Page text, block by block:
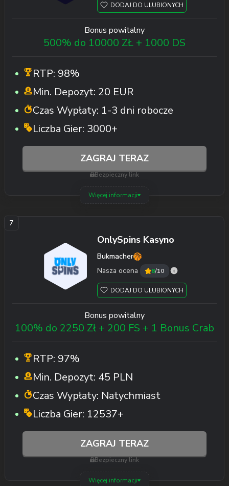
DODAJ DO ULUBIONYCH
Bonus powitalny
500% do 10000 ZŁ + 1000 DS
RTP: 98%
Min. Depozyt: 20 EUR
Czas Wypłaty: 1-3 dni robocze
Liczba Gier: 3000+
ZAGRAJ TERAZ
Bezpieczny link
Więcej informacji
OnlySpins Kasyno
Bukmacher
Nasza ocena
8/10
DODAJ DO ULUBIONYCH
Bonus powitalny
100% do 2250 Zł + 200 FS + 1 Bonus Crab
RTP: 97%
Min. Depozyt: 45 PLN
Czas Wypłaty: Natychmiast
Liczba Gier: 12537+
ZAGRAJ TERAZ
Bezpieczny link
Więcej informacji